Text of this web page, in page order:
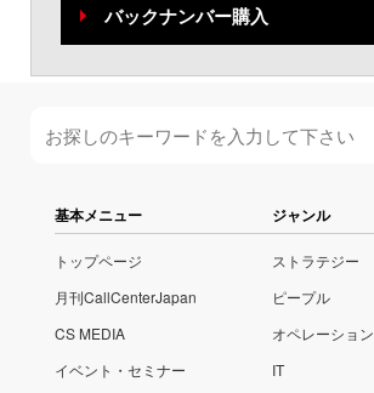
バックナンバー購入
基本メニュー
トップページ
月刊CallCenterJapan
CS MEDIA
イベント・セミナー
ジャンル
ストラテジー
ピープル
オペレーション
IT